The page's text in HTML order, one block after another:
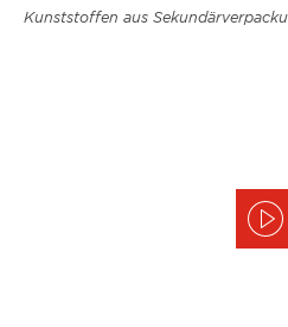
Kunststoffen aus